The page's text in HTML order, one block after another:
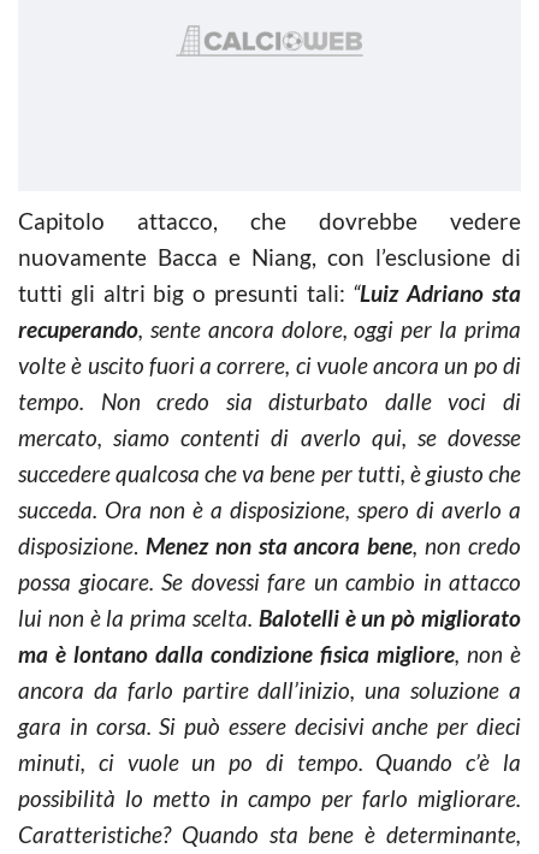
Capitolo attacco, che dovrebbe vedere
nuovamente Bacca e Niang, con l’esclusione di
tutti gli altri big o presunti tali: “Luiz Adriano sta
recuperando, sente ancora dolore, oggi per la prima
volte è uscito fuori a correre, ci vuole ancora un po di
tempo. Non credo sia disturbato dalle voci di
mercato, siamo contenti di averlo qui, se dovesse
succedere qualcosa che va bene per tutti, è giusto che
succeda. Ora non è a disposizione, spero di averlo a
disposizione. Menez non sta ancora bene, non credo
possa giocare. Se dovessi fare un cambio in attacco
lui non è la prima scelta. Balotelli è un pò migliorato
ma è lontano dalla condizione fisica migliore, non è
ancora da farlo partire dall’inizio, una soluzione a
gara in corsa. Si può essere decisivi anche per dieci
minuti, ci vuole un po di tempo. Quando c’è la
possibilità lo metto in campo per farlo migliorare.
Caratteristiche? Quando sta bene è determinante,